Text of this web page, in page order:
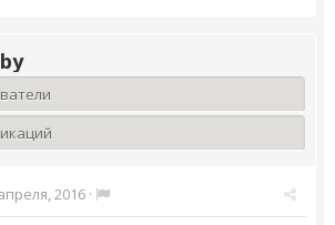
2016 ·